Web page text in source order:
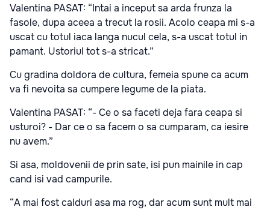
Valentina PASAT: “Intai a inceput sa arda frunza la
fasole, dupa aceea a trecut la rosii. Acolo ceapa mi s-a
uscat cu totul iaca langa nucul cela, s-a uscat totul in
pamant. Ustoriul tot s-a stricat.”
Cu gradina doldora de cultura, femeia spune ca acum
va fi nevoita sa cumpere legume de la piata.
Valentina PASAT: “- Ce o sa faceti deja fara ceapa si
usturoi? - Dar ce o sa facem o sa cumparam, ca iesire
nu avem.”
Si asa, moldovenii de prin sate, isi pun mainile in cap
cand isi vad campurile.
“A mai fost calduri asa ma rog, dar acum sunt mult mai